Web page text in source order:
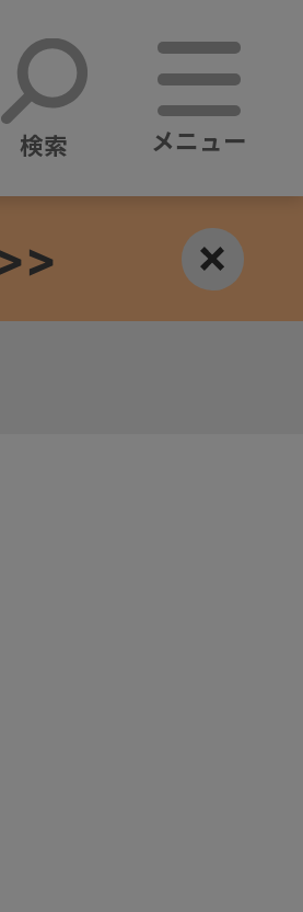
検索 メニュー